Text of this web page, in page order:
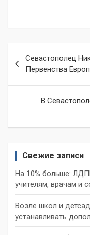
по
записям
Севастополец
Первенства
В
Свежие записи
На 10% больше:
учителям, врачам и
Возле школ и
устанавливать